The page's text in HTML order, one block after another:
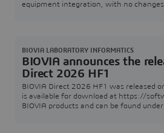
equipment integration, with no
store. This i
BIOVIA announces the
Direct 2026 HF1
BIOVIA Direct 2026 HF1 was released
is available for download at https://
BIOVIA products and can be found
BIOVIA LABORATORY INFORMATICS